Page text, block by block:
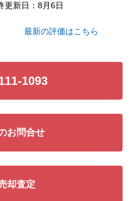
更新日：8月6日
最新の評価はこちら
1093
お問合せ
却査定